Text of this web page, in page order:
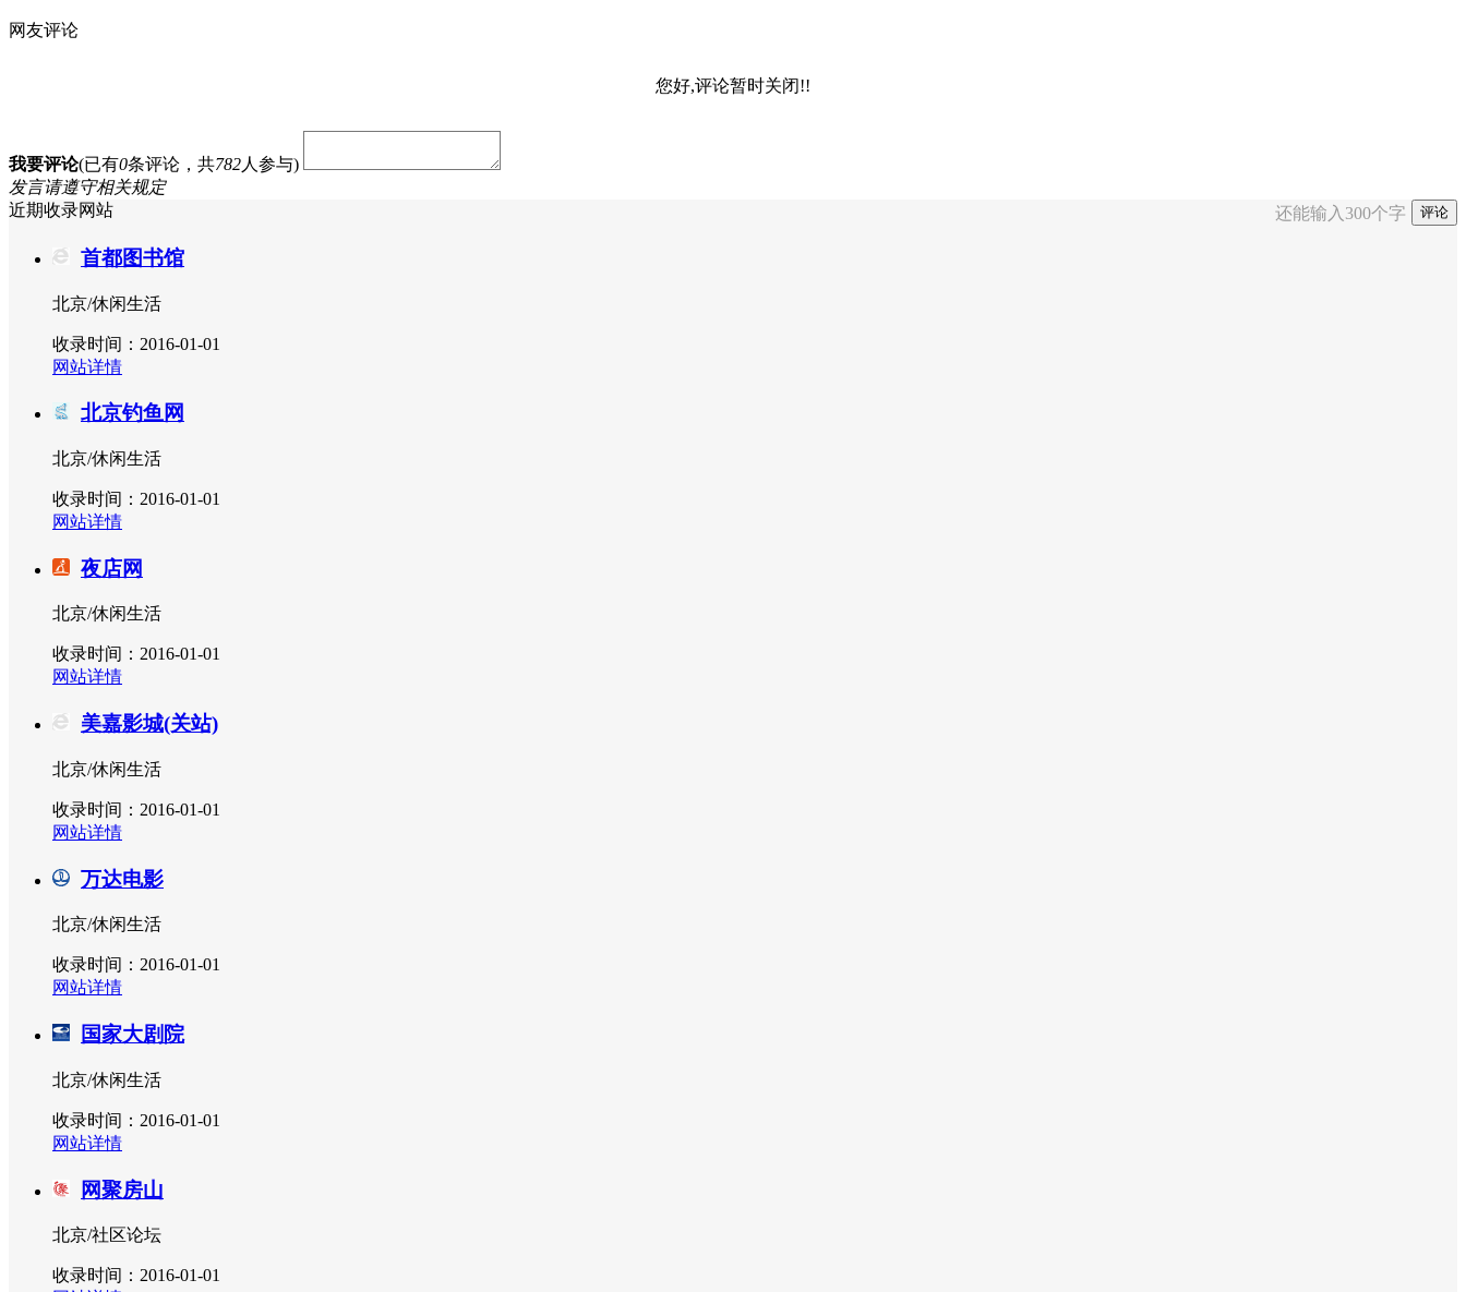
网友评论
您好,评论暂时关闭!!
我要评论(已有0条评论，共782人参与)
发言请遵守相关规定
还能输入 300个字
近期收录网站
首都图书馆
北京/休闲生活
收录时间：2016-01-01
网站详情
北京钓鱼网
北京/休闲生活
收录时间：2016-01-01
网站详情
夜店网
北京/休闲生活
收录时间：2016-01-01
网站详情
美嘉影城(关站)
北京/休闲生活
收录时间：2016-01-01
网站详情
万达电影
北京/休闲生活
收录时间：2016-01-01
网站详情
国家大剧院
北京/休闲生活
收录时间：2016-01-01
网站详情
网聚房山
北京/社区论坛
收录时间：2016-01-01